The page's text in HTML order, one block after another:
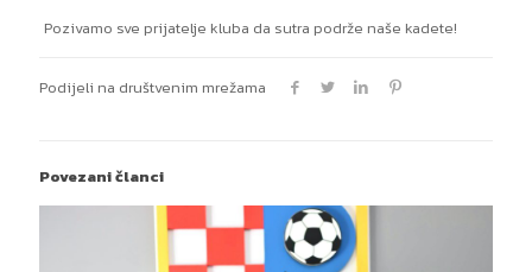
Pozivamo sve prijatelje kluba da sutra podrže naše kadete!
Podijeli na društvenim mrežama
Povezani članci